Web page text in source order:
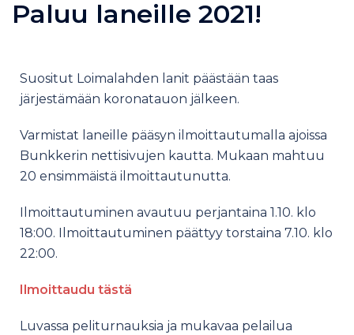
Paluu laneille 2021!
Suositut Loimalahden lanit päästään taas
järjestämään koronatauon jälkeen.
Varmistat laneille pääsyn ilmoittautumalla ajoissa
Bunkkerin nettisivujen kautta. Mukaan mahtuu
20 ensimmäistä ilmoittautunutta.
Ilmoittautuminen avautuu perjantaina 1.10. klo
18:00. Ilmoittautuminen päättyy torstaina 7.10. klo
22:00.
Ilmoittaudu tästä
Luvassa peliturnauksia ja mukavaa pelailua